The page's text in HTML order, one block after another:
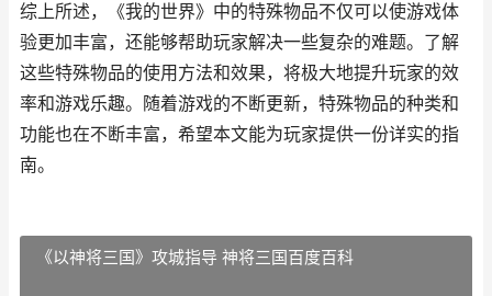
综上所述，《我的世界》中的特殊物品不仅可以使游戏体
验更加丰富，还能够帮助玩家解决一些复杂的难题。了解
这些特殊物品的使用方法和效果，将极大地提升玩家的效
率和游戏乐趣。随着游戏的不断更新，特殊物品的种类和
功能也在不断丰富，希望本文能为玩家提供一份详实的指
南。
《以神将三国》攻城指导 神将三国百度百科